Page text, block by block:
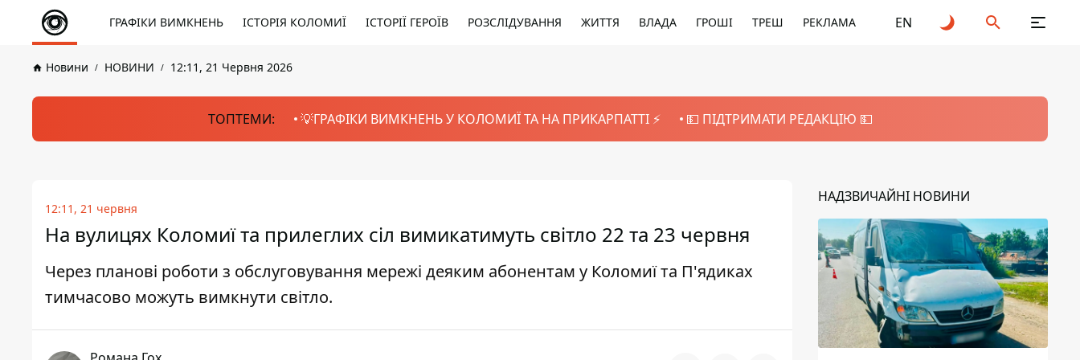
ГРАФІКИ ВИМКНЕНЬ ІСТОРІЯ КОЛОМИЇ ІСТОРІЇ ГЕРОЇВ РОЗСЛІДУВАННЯ ЖИТТЯ ВЛАДА ГРОШІ ТРЕШ РЕКЛАМА EN
Новини НОВИНИ 12:11, 21 Червня 2026
ТОПТЕМИ: 💡ГРАФІКИ ВИМКНЕНЬ У КОЛОМИЇ ТА НА ПРИКАРПАТТІ ⚡️ 💵 ПІДТРИМАТИ РЕДАКЦІЮ 💵
12:11, 21 червня
На вулицях Коломиї та прилеглих сіл вимикатимуть світло 22 та 23 червня
Через планові роботи з обслуговування мережі деяким абонентам у Коломиї та П'ядиках
тимчасово можуть вимкнути світло.
НАДЗВИЧАЙНІ НОВИНИ